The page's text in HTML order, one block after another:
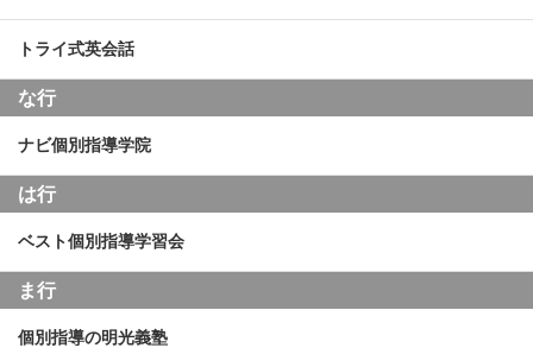
トライ式英会話
な行
ナビ個別指導学院
は行
ベスト個別指導学習会
ま行
個別指導の明光義塾